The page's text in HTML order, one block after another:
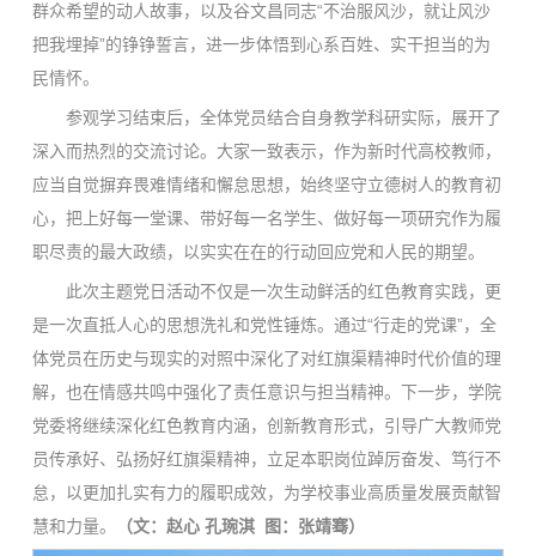
群众希望的动人故事，以及谷文昌同志“不治服风沙，就让风沙
把我埋掉”的铮铮誓言，进一步体悟到心系百姓、实干担当的为
民情怀。
参观学习结束后，全体党员结合自身教学科研实际，展开了
深入而热烈的交流讨论。大家一致表示，作为新时代高校教师，
应当自觉摒弃畏难情绪和懈怠思想，始终坚守立德树人的教育初
心，把上好每一堂课、带好每一名学生、做好每一项研究作为履
职尽责的最大政绩，以实实在在的行动回应党和人民的期望。
此次主题党日活动不仅是一次生动鲜活的红色教育实践，更
是一次直抵人心的思想洗礼和党性锤炼。通过“行走的党课”，全
体党员在历史与现实的对照中深化了对红旗渠精神时代价值的理
解，也在情感共鸣中强化了责任意识与担当精神。下一步，学院
党委将继续深化红色教育内涵，创新教育形式，引导广大教师党
员传承好、弘扬好红旗渠精神，立足本职岗位踔厉奋发、笃行不
怠，以更加扎实有力的履职成效，为学校事业高质量发展贡献智
慧和力量。
（文：赵心 孔琬淇 图：张靖骞）